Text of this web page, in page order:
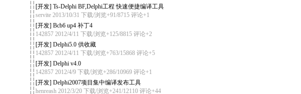
[开发] Ts-Delphi BF,Delphi工程 快速便捷编译工具
servite 2013/10/31 下载/浏览+91/8715 评论+1
[开发] Bcb6 up4 补丁4
142857 2012/4/11 下载/浏览+125/8815 评论+2
[开发] Delphi5.0 供收藏
142857 2012/4/11 下载/浏览+763/15868 评论+5
[开发] Delphi v4.0
142857 2012/4/9 下载/浏览+286/10969 评论+1
[开发] Delphi2007项目集中编译发布工具
henreash 2012/3/20 下载/浏览+241/12110 评论+44